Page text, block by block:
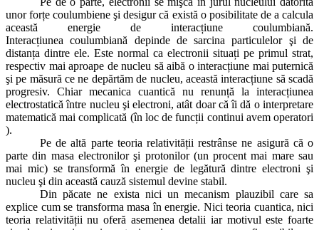
unor forțe coulumbiene şi desigur că există o posibilitate de a calcula
această energie de interacțiune coulumbiană.
Interacțiunea coulumbiană depinde de sarcina particulelor şi de
distanța dintre ele. Este normal ca electronii situați pe primul strat,
respectiv mai aproape de nucleu să aibă o interacțiune mai puternică
şi pe măsură ce ne depărtăm de nucleu, această interacțiune să scadă
progresiv. Chiar mecanica cuantică nu renunță la interacțiunea
electrostatică între nucleu şi electroni, atât doar că îi dă o interpretare
matematică mai complicată (în loc de funcții continui avem operatori
).
Pe de altă parte teoria relativității restrânse ne asigură că o
parte din masa electronilor şi protonilor (un procent mai mare sau
mai mic) se transformă în energie de legătură dintre electroni şi
nucleu şi din această cauză sistemul devine stabil.
Din păcate ne exista nici un mecanism plauzibil care sa
explice cum se transforma masa în energie. Nici teoria cuantica, nici
teoria relativității nu oferă asemenea detalii iar motivul este foarte